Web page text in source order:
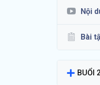
Nội
Bài
BUỔI